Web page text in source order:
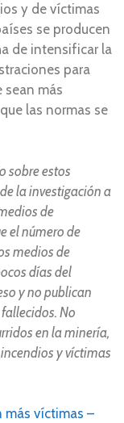
y de víctimas
se producen
de intensificar la
para
sean más
las normas se
sobre estos
la investigación a
de
el número de
medios de
días del
y no publican
No
en la minería,
y víctimas
más víctimas –